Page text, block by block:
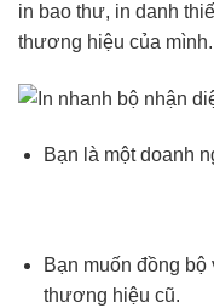
in bao thư, in danh
thương hiệu của mình.
Bạn là một doanh
Bạn muốn đồng
thương hiệu cũ.